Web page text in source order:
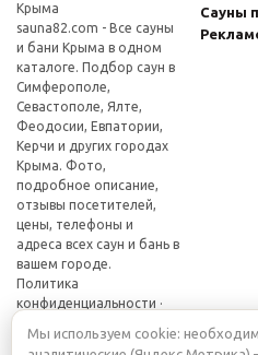
Крыма
sauna82.com - Все сауны
и бани Крыма в одном
каталоге. Подбор саун в
Симферополе,
Севастополе, Ялте,
Феодосии, Евпатории,
Керчи и других городах
Крыма. Фото,
подробное описание,
отзывы посетителей,
цены, телефоны и
адреса всех саун и бань в
вашем городе.
Политика
конфиденциальности ·
Сауны
Мы используем cookie: